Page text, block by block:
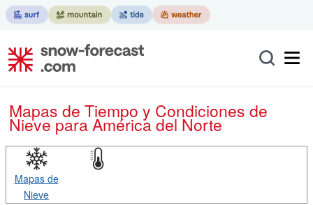
Mapas de Tiempo y Condiciones de
Nievepara América del Norte
Mapas de
Nieve